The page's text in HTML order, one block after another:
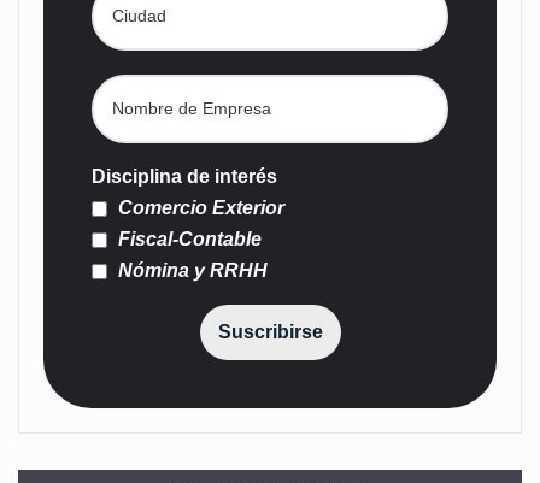
Disciplina de interés
Comercio Exterior
Fiscal-Contable
Nómina y RRHH
Suscribirse